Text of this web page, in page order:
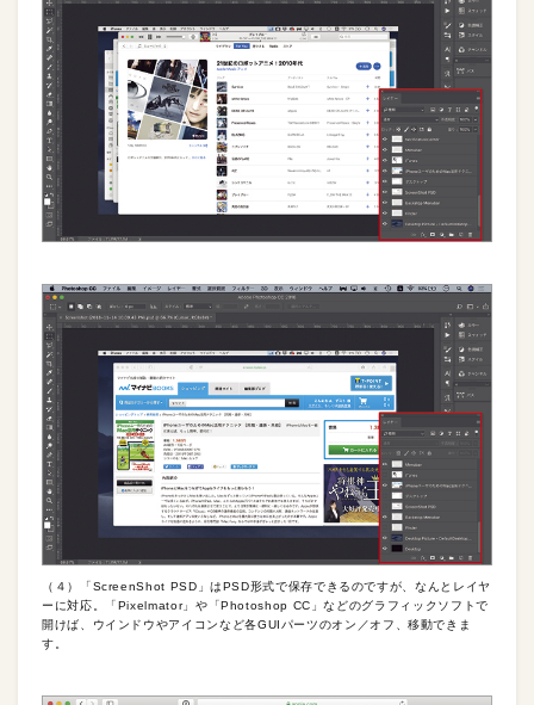
（４）「ScreenShot PSD」はPSD形式で保存できるのですが、なんとレイヤ
ーに対応。「Pixelmator」や「Photoshop CC」などのグラフィックソフトで
開けば、ウインドウやアイコンなど各GUIパーツのオン／オフ、移動できま
す。